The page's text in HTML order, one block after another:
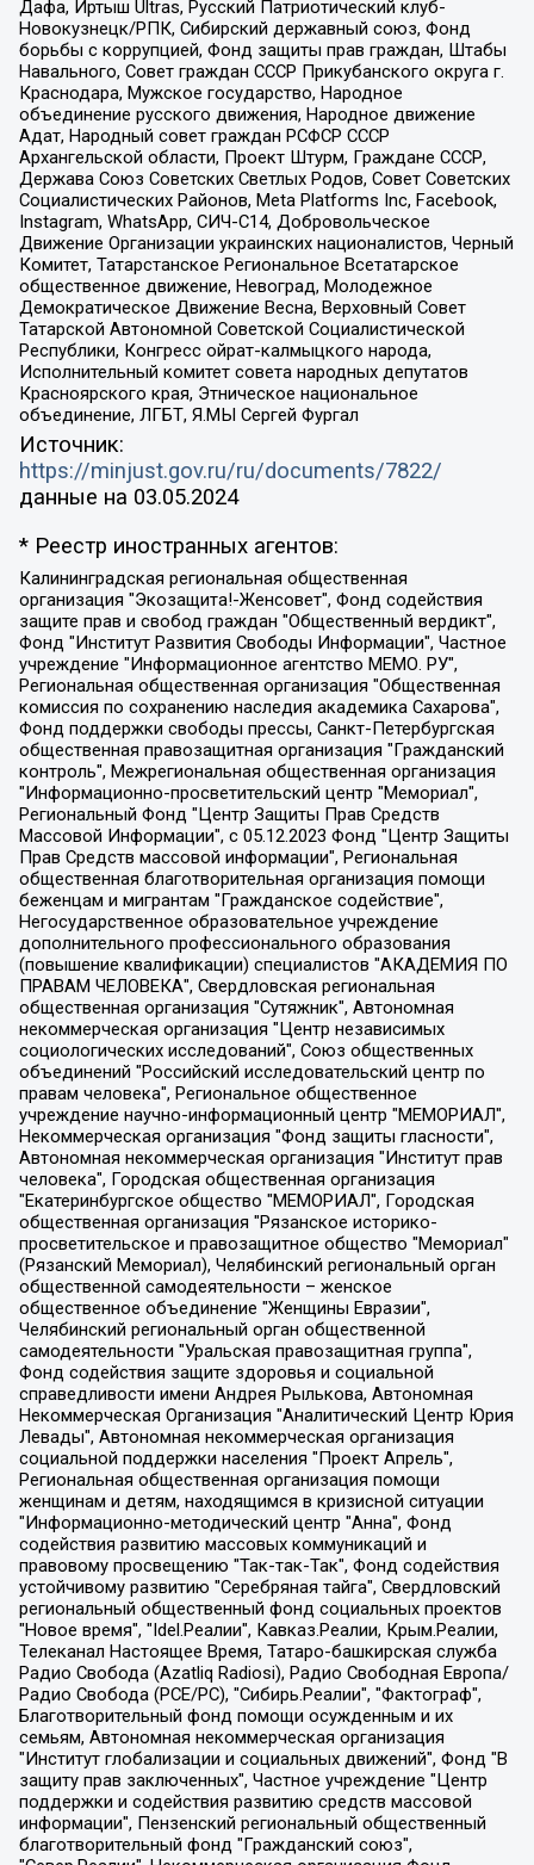
Дафа, Иртыш Ultras, Русский Патриотический клуб-
Новокузнецк/РПК, Сибирский державный союз, Фонд
борьбы с коррупцией, Фонд защиты прав граждан, Штабы
Навального, Совет граждан СССР Прикубанского округа г.
Краснодара, Мужское государство, Народное
объединение русского движения, Народное движение
Адат, Народный совет граждан РСФСР СССР
Архангельской области, Проект Штурм, Граждане СССР,
Держава Союз Советских Светлых Родов, Совет Советских
Социалистических Районов, Meta Platforms Inc, Facebook,
Instagram, WhatsApp, СИЧ-С14, Добровольческое
Движение Организации украинских националистов, Черный
Комитет, Татарстанское Региональное Всетатарское
общественное движение, Невоград, Молодежное
Демократическое Движение Весна, Верховный Совет
Татарской Автономной Советской Социалистической
Республики, Конгресс ойрат-калмыцкого народа,
Исполнительный комитет совета народных депутатов
Красноярского края, Этническое национальное
объединение, ЛГБТ, Я.МЫ Сергей Фургал
Источник:
https://minjust.gov.ru/ru/documents/7822/
данные на 03.05.2024
* Реестр иностранных агентов:
Калининградская региональная общественная организация "Экозащита!-Женсовет", Фонд содействия защите прав и свобод граждан "Общественный вердикт", Фонд "Институт Развития Свободы Информации", Частное учреждение "Информационное агентство МЕМО. РУ", Региональная общественная организация "Общественная комиссия по сохранению наследия академика Сахарова", Фонд поддержки свободы прессы, Санкт-Петербургская общественная правозащитная организация "Гражданский контроль", Межрегиональная общественная организация "Информационно-просветительский центр "Мемориал", Региональный Фонд "Центр Защиты Прав Средств Массовой Информации", с 05.12.2023 Фонд "Центр Защиты Прав Средств массовой информации", Региональная общественная благотворительная организация помощи беженцам и мигрантам "Гражданское содействие", Негосударственное образовательное учреждение дополнительного профессионального образования (повышение квалификации) специалистов "АКАДЕМИЯ ПО ПРАВАМ ЧЕЛОВЕКА", Свердловская региональная общественная организация "Сутяжник", Автономная некоммерческая организация "Центр независимых социологических исследований", Союз общественных объединений "Российский исследовательский центр по правам человека", Региональное общественное учреждение научно-информационный центр "МЕМОРИАЛ", Некоммерческая организация "Фонд защиты гласности", Автономная некоммерческая организация "Институт прав человека", Городская общественная организация "Екатеринбургское общество "МЕМОРИАЛ", Городская общественная организация "Рязанское историко-просветительское и правозащитное общество "Мемориал" (Рязанский Мемориал), Челябинский региональный орган общественной самодеятельности – женское общественное объединение "Женщины Евразии", Челябинский региональный орган общественной самодеятельности "Уральская правозащитная группа", Фонд содействия защите здоровья и социальной справедливости имени Андрея Рылькова, Автономная Некоммерческая Организация "Аналитический Центр Юрия Левады", Автономная некоммерческая организация социальной поддержки населения "Проект Апрель", Региональная общественная организация помощи женщинам и детям, находящимся в кризисной ситуации "Информационно-методический центр "Анна", Фонд содействия развитию массовых коммуникаций и правовому просвещению "Так-так-Так", Фонд содействия устойчивому развитию "Серебряная тайга", Свердловский региональный общественный фонд социальных проектов "Новое время", "Idel.Реалии", Кавказ.Реалии, Крым.Реалии, Телеканал Настоящее Время, Татаро-башкирская служба Радио Свобода (Azatliq Radiosi), Радио Свободная Европа/Радио Свобода (PCE/PC), "Сибирь.Реалии", "Фактограф", Благотворительный фонд помощи осужденным и их семьям, Автономная некоммерческая организация "Институт глобализации и социальных движений", Фонд "В защиту прав заключенных", Частное учреждение "Центр поддержки и содействия развитию средств массовой информации", Пензенский региональный общественный благотворительный фонд "Гражданский союз", "Север.Реалии", Некоммерческая организация Фонд "Правовая инициатива", Общество с ограниченной ответственностью "Радио Свободная Европа/Радио Свобода", Чешское информационное агентство "MEDIUM-ORIENT", Красноярская региональная общественная организация "Мы против СПИДа", Камалягин Денис Николаевич, Маркелов Сергей Евгеньевич, Пономарев Лев Александрович, Савицкая Людмила Алексеевна, Автономная некоммерческая организация "Центр по работе с проблемой насилия "НАСИЛИЮ.НЕТ", Межрегиональный профессиональный союз работников здравоохранения "Альянс врачей", Юридическое лицо, зарегистрированное в Латвийской Республике, SIA "Medusa Project" (регистрационный номер 40103797863, дата регистрации 10.06.2014), Некоммерческая организация "Фонд по борьбе с коррупцией", Автономная некоммерческая организация "Институт права и публичной политики", Баданин Роман Сергеевич, Гликин Максим Александрович, Железнова Мария Михайловна, Лукьянова Юлия Сергеевна, Маетная Елизавета Витальевна, Маняхин Петр Борисович, Чуракова Ольга Владимировна, Ярош Юлия Петровна, Юридическое лицо "The Insider SIA", зарегистрированное в Риге, Латвийская Республика (дата регистрации 26.06.2015), являющееся администратором доменного имени интернет-издания "The Insider SIA", https://theins.ru, Постернак Алексей Евгеньевич, Рубин Михаил Аркадьевич, Анин Роман Александрович, Юридическое лицо Istories fonds, зарегистрированное в Латвийской Республике (регистрационный номер 50008295751, дата регистрации 24.02.2020), Великовский Дмитрий Александрович, Долинина Ирина Николаевна, Мароховская Алеся Алексеевна, Шлейнов Роман Юрьевич, Шмагун Олеся Валентиновна, Общество с ограниченной ответственностью "Альтаир 2021", Общество с ограниченной ответственностью "Вега 2021", Общество с ограниченной ответственностью "Главный редактор 2021", Общество с ограниченной ответственностью "Ромашки монолит", Важенков Артем Валерьевич, Ивановская областная общественная организация "Центр гендерных исследований", Гурман Юрий Альбертович, Медиапроект "ОВД-Инфо", Егоров Владимир Владимирович, Жилинский Владимир Александрович, Общество с ограниченной ответственностью "ЗП", Иванова София Юрьевна, Карезина Инна Павловна, Кильтау Екатерина Викторовна, Петров Алексей Викторович, Пискунов Сергей Евгеньевич, Смирнов Сергей Сергеевич, Тихонов Михаил Сергеевич, Общество с ограниченной ответственностью "ЖУРНАЛИСТ-ИНОСТРАННЫЙ АГЕНТ", Арапова Галина Юрьевна, Вольтская Татьяна Анатольевна, Американская компания "Mason G.E.S. Anonymous Foundation" (США), являющаяся владельцем интернет-издания https://mnews.world/, Компания "Stichting Bellingcat", зарегистрированная в Нидерландах (дата регистрации 11.07.2018), Захаров Андрей Вячеславович, Клепиковская Екатерина Дмитриевна, Общество с ограниченной ответственностью "МЕМО", Перл Роман Александрович, Симонов Евгений Алексеевич, Соловьева Елена Анатольевна, Сотников Даниил Владимирович, Сурначева Елизавета Дмитриевна, Автономная некоммерческая организация по защите прав человека и информированию населения "Якутия – Наше Мнение", Общество с ограниченной ответственностью "Москоу диджитал медиа", с 26.01.2023 Общество с ограниченной ответственностью "Чайка Белые сады", Ветошкина Валерия Валерьевна, Заговора Максим Александрович, Межрегиональное общественное движение "Российская ЛГБТ - сеть", Оленичев Максим Владимирович, Павлов Иван Юрьевич, Скворцова Елена Сергеевна, Общество с ограниченной ответственностью "Как бы инагент", Кочетков Игорь Викторович, Общество с ограниченной ответственностью "Честные выборы", Еланчик Олег Александрович, Общество с ограниченной ответственностью "Нобелевский призыв", Гималова Регина Эмилевна, Григорьев Андрей Валерьевич, Григорьева Алина Александровна, Ассоциация по содействию защите прав призывников, альтернативнослужащих и военнослужащих "Правозащитная группа "Гражданин.Армия.Право", Хисамова Регина Фаритовна, Автономная некоммерческая организация по реализации социально-правовых программ "Лилит", Дальневосточное общественное движение "Маяк", Санкт-Петербургская ЛГБТ-инициативная группа "Выход", Инициативная группа ЛГБТ+ "Реверс", Алексеев Андрей Викторович, Бекбулатова Таисия Львовна, Беляев Иван Михайлович, Владыкина Елена Сергеевна, Гельман Марат Александрович, Никульшина Вероника Юрьевна, Толоконникова Надежда Андреевна, Шендерович Виктор Анатольевич, Общество с ограниченной ответственностью "Данное сообщение", Общество с ограниченной ответственностью Издательский дом "Новая глава", Айнбиндер Александра Александровна, Московский комьюнити-центр для ЛГБТ+инициатив, Благотворительный фонд развития филантропии, Deutsche Welle (Германия, Kurt-Schumacher-Strasse 3, 53113 Bonn), Борзунова Мария Михайловна, Воробьев Виктор Викторович, Голубева Анна Львовна, Константинова Алла Михайловна, Малкова Ирина Владимировна, Мурадов Мурад Абдулгалимович, Осетинская Елизавета Николаевна, Понасенков Евгений Николаевич, Ганапольский Матвей Юрьевич, Киселев Евгений Алексеевич, Борухович Ирина Григорьевна, Дремин Иван Тимофеевич, Дубровский Дмитрий Викторович, Красноярская региональная общественная организация поддержки и развития альтернативных образовательных технологий и межкультурных коммуникаций "ИНТЕРРА", Маяковская Екатерина Алексеевна, Фейгин Марк Захарович, Филимонов Андрей Викторович, Дзугкоева Регина Николаевна, Доброхотов Роман Александрович, Дудь Юрий Александрович, Елкин Сергей Владимирович, Кругликов Кирилл Игоревич, Сабунаева Мария Леонидовна, Семенов Алексей Владимирович, Шаинян Карен Багратович, Шульман Екатерина Михайловна, Асафьев Артур Валерьевич, Вахштайн Виктор Семенович, Венедиктов Алексей Алексеевич, Лушникова Екатерина Евгеньевна, Волков Леонид Михайлович, Невзоров Александр Глебович, Пархоменко Сергей Борисович, Сироткин Ярослав Николаевич, Кара-Мурза Владимир Владимирович, Баранова Наталья Владимировна, Гозман Леонид Яковлевич, Кагарлицкий Борис Юльевич, Климарев Михаил Валерьевич, Милов Владимир Станиславович, Автономная некоммерческая организация Краснодарский центр современного искусства "Типография", Моргенштерн Алишер Тагирович, Соболь Любовь Эдуардовна, Общество с ограниченной ответственностью "ЛИЗА НОРМ", Каспаров Гарри Кимович, Ходорковский Михаил Борисович, Общество с ограниченной ответственностью "Апрельские тезисы", Данилович Ирина Брониславовна, Кашин Олег Владимирович, Петров Николай Владимирович, Пивоваров Алексей Владимирович, Соколов Михаил Владимирович, Цветкова Юлия Владимировна, Чичваркин Евгений Александрович, Комитет против пыток/Команда против пыток, Общество с ограниченной ответственностью "Первый научный", Общество с ограниченной ответственностью "Вертолет и ко", Белоцерковская Вероника Борисовна, Кац Максим Евгеньевич, Лазарева Татьяна Юрьевна, Шаведдинов Руслан Табризович, Яшин Илья Валерьевич, Общество с ограниченной ответственностью "Иноагент ААВ", Алешковский Дмитрий Петрович, Альбац Евгения Марковна, Быков Дмитрий Львович, Галямина Юлия Евгеньевна, Лойко Сергей Леонидович, Мартынов Кирилл Константинович, Медведев Сергей Александрович, Крашенинников Федор Геннадиевич, Гордеева Катерина Вл